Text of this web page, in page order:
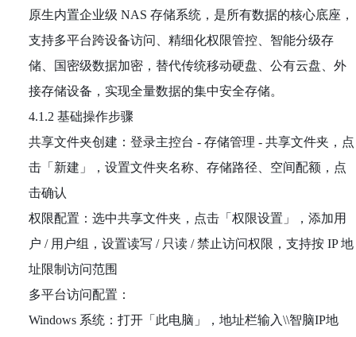
原生内置企业级 NAS 存储系统，是所有数据的核心底座，
支持多平台跨设备访问、精细化权限管控、智能分级存
储、国密级数据加密，替代传统移动硬盘、公有云盘、外
接存储设备，实现全量数据的集中安全存储。
4.1.2 基础操作步骤
共享文件夹创建：登录主控台 - 存储管理 - 共享文件夹，点
击「新建」，设置文件夹名称、存储路径、空间配额，点
击确认
权限配置：选中共享文件夹，点击「权限设置」，添加用
户 / 用户组，设置读写 / 只读 / 禁止访问权限，支持按 IP 地
址限制访问范围
多平台访问配置：
Windows 系统：打开「此电脑」，地址栏输入\\智脑IP地